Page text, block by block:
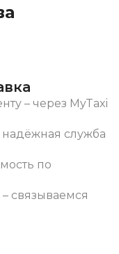
– через MyTaxi
надёжная служба
по
связываемся